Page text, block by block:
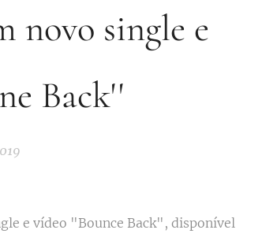
novo single e
Back''
e vídeo "Bounce Back", disponível